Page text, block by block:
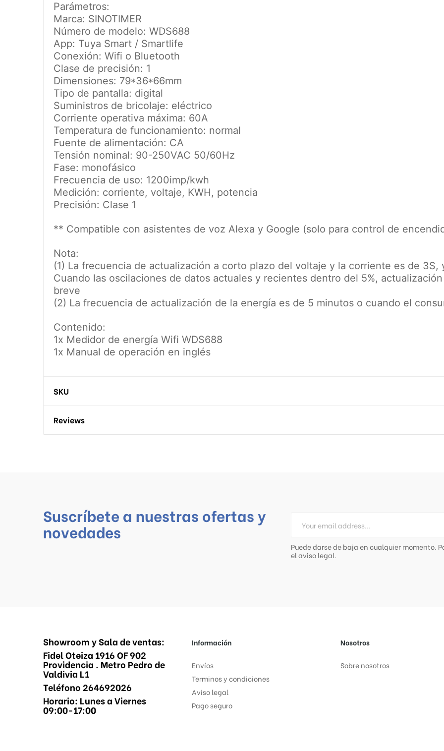
Parámetros:
Marca: SINOTIMER
Número de modelo: WDS688
App: Tuya Smart / Smartlife
Conexión: Wifi o Bluetooth
Clase de precisión: 1
Dimensiones: 79*36*66mm
Tipo de pantalla: digital
Suministros de bricolaje: eléctrico
Corriente operativa máxima: 60A
Temperatura de funcionamiento: normal
Fuente de alimentación: CA
Tensión nominal: 90-250VAC 50/60Hz
Fase: monofásico
Frecuencia de uso: 1200imp/kwh
Medición: corriente, voltaje, KWH, potencia
Precisión: Clase 1
** Compatible con asistentes de voz Alexa y Google (solo para control de
Nota:
(1) La frecuencia de actualización a corto plazo del voltaje y la corriente es de
Cuando las oscilaciones de datos actuales y recientes dentro del 5%,
breve
(2) La frecuencia de actualización de la energía es de 5 minutos o cuando el
Contenido:
1x Medidor de energía Wifi WDS688
1x Manual de operación en inglés
SKU
Reviews
Suscríbete a nuestras ofertas y
novedades
Puede darse de baja en cualquier momento.
el aviso legal.
Showroom y Sala de ventas:
Fidel Oteiza 1916 OF 902
Providencia . Metro Pedro de
Valdivia L1
Teléfono 264692026
Horario: Lunes a Viernes
09:00-17:00
Información
Envíos
Terminos y condiciones
Aviso legal
Pago seguro
Nosotros
Sobre nosotros